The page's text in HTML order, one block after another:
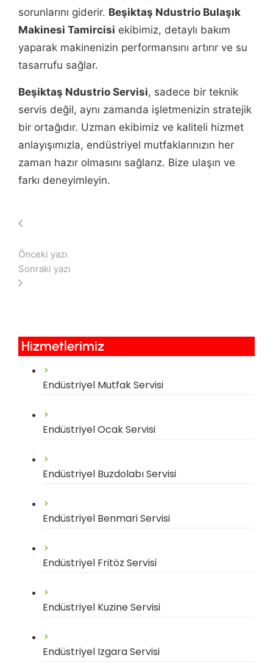
sorunlarını giderir. Beşiktaş Ndustrio Bulaşık
Makinesi Tamircisi ekibimiz, detaylı bakım
yaparak makinenizin performansını artırır ve su
tasarrufu sağlar.
Beşiktaş Ndustrio Servisi, sadece bir teknik
servis değil, aynı zamanda işletmenizin stratejik
bir ortağıdır. Uzman ekibimiz ve kaliteli hizmet
anlayışımızla, endüstriyel mutfaklarınızın her
zaman hazır olmasını sağlarız. Bize ulaşın ve
farkı deneyimleyin.
Önceki yazı
Sonraki yazı
Hizmetlerimiz​
Endüstriyel Mutfak Servisi
Endüstriyel Ocak Servisi
Endüstriyel Buzdolabı Servisi
Endüstriyel Benmari Servisi
Endüstriyel Fritöz Servisi
Endüstriyel Kuzine Servisi
Endüstriyel Izgara Servisi